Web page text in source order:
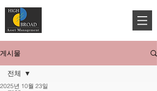
게시물
전체
2025년 10월 23일